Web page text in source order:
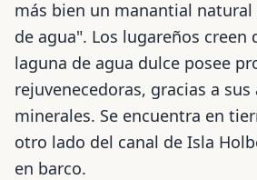
más bien un manantial
de agua". Los lugareños creen
laguna de agua dulce posee
rejuvenecedoras, gracias a sus
minerales. Se encuentra en
otro lado del canal de Isla
en barco.